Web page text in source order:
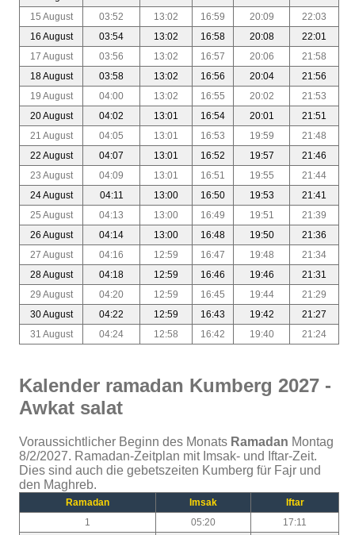
15 August
03:52 13:02 16:59 20:09
22:03
16 August
03:54 13:02 16:58 20:08
22:01
17 August
03:56 13:02 16:57 20:06
21:58
18 August
03:58 13:02 16:56 20:04
21:56
19 August
04:00 13:02 16:55 20:02
21:53
20 August
04:02 13:01 16:54 20:01
21:51
21 August
04:05 13:01 16:53 19:59
21:48
22 August
04:07 13:01 16:52 19:57
21:46
23 August
04:09 13:01 16:51 19:55
21:44
24 August
04:11 13:00 16:50 19:53
21:41
25 August
04:13 13:00 16:49 19:51
21:39
26 August
04:14 13:00 16:48 19:50
21:36
27 August
04:16 12:59 16:47 19:48
21:34
28 August
04:18 12:59 16:46 19:46
21:31
29 August
04:20 12:59 16:45 19:44
21:29
30 August
04:22 12:59 16:43 19:42
21:27
31 August
04:24 12:58 16:42 19:40 21:24
Kalender ramadan Kumberg 2027 -
Awkat salat
Voraussichtlicher Beginn des Monats Ramadan Montag
8/2/2027. Ramadan-Zeitplan mit Imsak- und Iftar-Zeit.
Dies sind auch die gebetszeiten Kumberg für Fajr und
den Maghreb.
Ramadan Imsak
Iftar
1
05:20
17:11